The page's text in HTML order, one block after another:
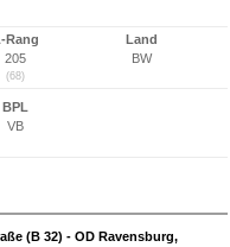
Rang
205
(68)
Land
BW
BPL
VB
(B 32) - OD Ravensburg,